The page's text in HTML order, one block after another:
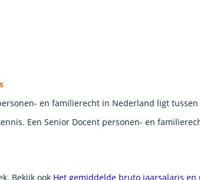
en familierecht in Nederland ligt tussen
Een Senior Docent personen- en
Bekijk ook Het gemiddelde bruto jaarsalaris en